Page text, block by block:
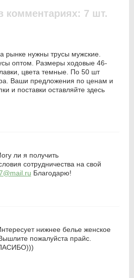
комментариях: 7 шт.
рынке нужны трусы мужские.
оптом. Размеры ходовые 46-
цвета темные. По 50 шт
Ваши предложения по ценам и
и поставки оставляйте здесь
ли я получить
сотрудничества на свой
Благодарю!
нижнее белье женское
пожалуйста прайс.